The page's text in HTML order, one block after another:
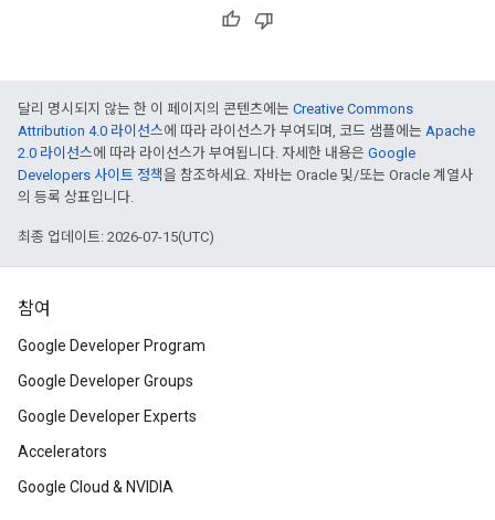
달리 명시되지 않는 한 이 페이지의 콘텐츠에는 Creative Commons
Attribution 4.0 라이선스에 따라 라이선스가 부여되며, 코드 샘플에는 Apache
2.0 라이선스에 따라 라이선스가 부여됩니다. 자세한 내용은 Google
Developers 사이트 정책을 참조하세요. 자바는 Oracle 및/또는 Oracle 계열사
의 등록 상표입니다.
최종 업데이트: 2026-07-15(UTC)
참여
Google Developer Program
Google Developer Groups
Google Developer Experts
Accelerators
Google Cloud & NVIDIA